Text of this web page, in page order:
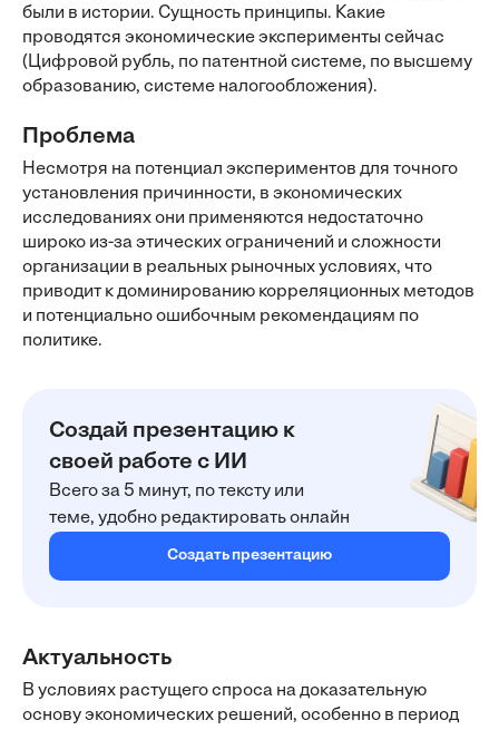
были в истории. Сущность принципы. Какие
проводятся экономические эксперименты сейчас
(Цифровой рубль, по патентной системе, по высшему
образованию, системе налогообложения).
Проблема
Несмотря на потенциал экспериментов для точного
установления причинности, в экономических
исследованиях они применяются недостаточно
широко из-за этических ограничений и сложности
организации в реальных рыночных условиях, что
приводит к доминированию корреляционных методов
и потенциально ошибочным рекомендациям по
политике.
Создай презентацию к
своей работе с ИИ
Всего за 5 минут, по тексту или
теме, удобно редактировать онлайн
Создать презентацию
Актуальность
В условиях растущего спроса на доказательную
основу экономических решений, особенно в период